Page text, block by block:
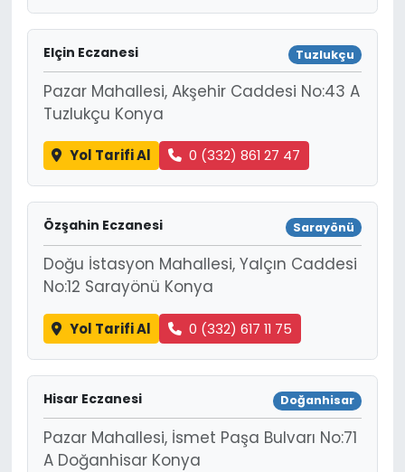
Elçin Eczanesi Tuzlukçu
Pazar Mahallesi, Akşehir Caddesi No:43 A
Tuzlukçu Konya
Yol Tarifi Al 0 (332) 861 27 47
Özşahin Eczanesi Sarayönü
Doğu İstasyon Mahallesi, Yalçın Caddesi
No:12 Sarayönü Konya
Yol Tarifi Al 0 (332) 617 11 75
Hisar Eczanesi Doğanhisar
Pazar Mahallesi, İsmet Paşa Bulvarı No:71
A Doğanhisar Konya